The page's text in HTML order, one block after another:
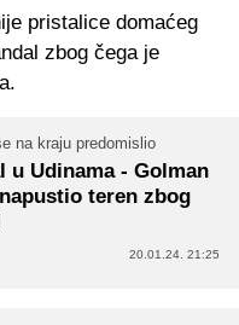
pristalice domaćeg
zbog čega je
na kraju predomislio
u Udinama - Golman
teren zbog
20.01.24. 21:25